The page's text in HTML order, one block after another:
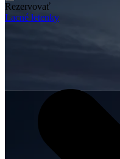
Rezervovať
Lacné letenky